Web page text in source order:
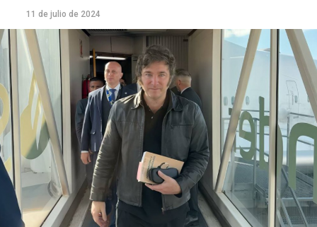
11 de julio de 2024